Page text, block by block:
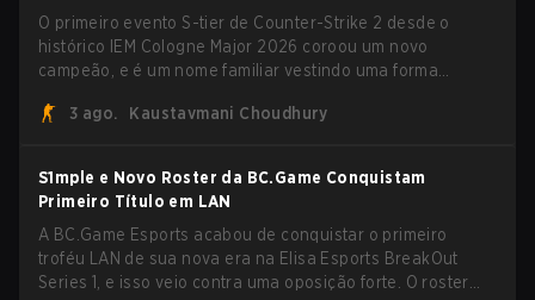
O primeiro evento S-tier de Counter-Strike 2 desde o
histórico IEM Cologne Major 2026 coroou um novo
campeão, e é um nome familiar vestindo uma forma
shuffles, avançou pela Team Spirit em uma série
3 ago. Kaustavmani Choudhury
S1mple e Novo Roster da BC.Game Conquistam
Primeiro Título em LAN
A BC.Game Esports acabou de conquistar o primeiro
troféu LAN de sua nova era na Elisa Esports BreakOut
Series 1, e isso veio contra uma oposição forte. O roster